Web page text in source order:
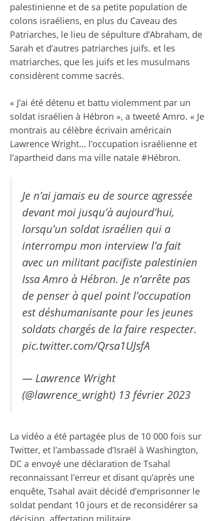
palestinienne et de sa petite population de
colons israéliens, en plus du Caveau des
Patriarches, le lieu de sépulture d’Abraham, de
Sarah et d’autres patriarches juifs. et les
matriarches, que les juifs et les musulmans
considèrent comme sacrés.
« J’ai été détenu et battu violemment par un
soldat israélien à Hébron », a tweeté Amro. « Je
montrais au célèbre écrivain américain
Lawrence Wright… l’occupation israélienne et
l’apartheid dans ma ville natale #Hébron.
Je n’ai jamais eu de source agressée
devant moi jusqu’à aujourd’hui,
lorsqu’un soldat israélien qui a
interrompu mon interview l’a fait
avec un militant pacifiste palestinien
Issa Amro à Hébron. Je n’arrête pas
de penser à quel point l’occupation
est déshumanisante pour les jeunes
soldats chargés de la faire respecter.
pic.twitter.com/Qrsa1UJsfA
— Lawrence Wright
(@lawrence_wright) 13 février 2023
La vidéo a été partagée plus de 10 000 fois sur
Twitter, et l’ambassade d’Israël à Washington,
DC a envoyé une déclaration de Tsahal
reconnaissant l’erreur et disant qu’après une
enquête, Tsahal avait décidé d’emprisonner le
soldat pendant 10 jours et de reconsidérer sa
décision. affectation militaire.